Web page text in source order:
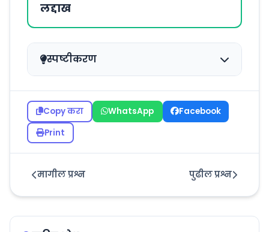
लद्दाख
स्पष्टीकरण
Copy करा WhatsApp
Facebook
Print
मागील प्रश्न पुढील प्रश्न